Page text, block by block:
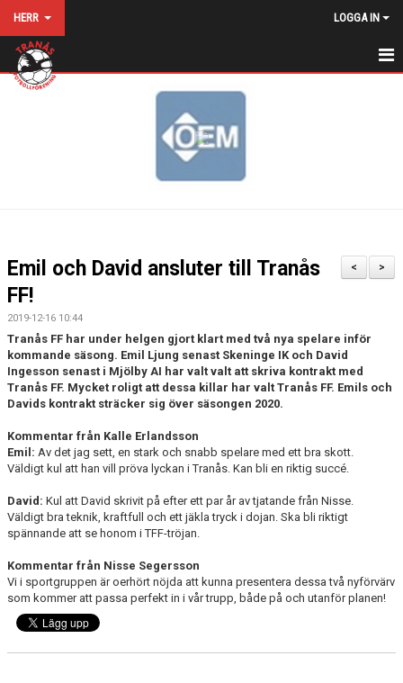
HERR LOGGA IN
HEM
BILDGALLERI
DOKUMENT
MATCHSTÄLL
KONTAKT
>
<
Emil och David ansluter till Tranås
FF!
2019-12-16 10:44
Tranås FF har under helgen gjort klart med två nya spelare inför
kommande säsong. Emil Ljung senast Skeninge IK och David
Ingesson senast i Mjölby AI har valt valt att skriva kontrakt med
Tranås FF. Mycket roligt att dessa killar har valt Tranås FF. Emils och
Davids kontrakt sträcker sig över säsongen 2020.
Kommentar från Kalle Erlandsson
Emil: Av det jag sett, en stark och snabb spelare med ett bra skott.
Väldigt kul att han vill pröva lyckan i Tranås. Kan bli en riktig succé.
David: Kul att David skrivit på efter ett par år av tjatande från Nisse.
Väldigt bra teknik, kraftfull och ett jäkla tryck i dojan. Ska bli riktigt
spännande att se honom i TFF-tröjan.
Kommentar från Nisse Segersson
Vi i sportgruppen är oerhört nöjda att kunna presentera dessa två nyförvärv
som kommer att passa perfekt in i vår trupp, både på och utanför planen!